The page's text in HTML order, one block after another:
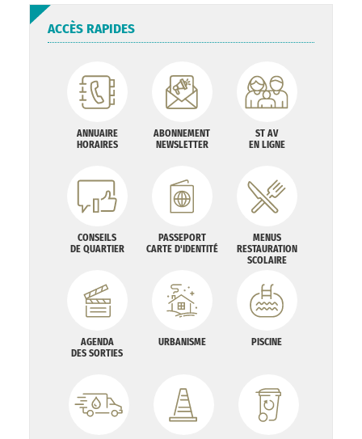
ACCÈS RAPIDES
ANNUAIRE
HORAIRES
ABONNEMENT
NEWSLETTER
ST AV
EN LIGNE
CONSEILS
DE QUARTIER
PASSEPORT
CARTE D'IDENTITÉ
MENUS
RESTAURATION
SCOLAIRE
AGENDA
DES SORTIES
URBANISME PISCINE